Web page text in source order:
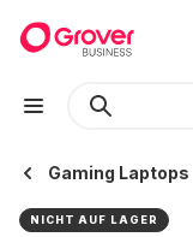
Gaming Laptops
NICHT AUF LAGER